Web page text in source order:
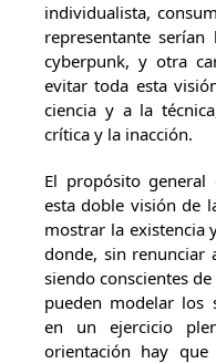
individualista,
representante
cyberpunk, y otra
evitar toda esta
ciencia y a la
crítica y la inacción.
El propósito
esta doble visión de
mostrar la existencia
donde, sin renunciar
siendo conscientes
pueden modelar los
en un ejercicio
orientación hay